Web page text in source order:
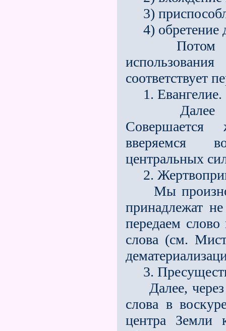
3)
4) обретение
Потом мы
соответствует
1. Евангелие.
Далее
Совершается
вверяемся
центральных
2.
Мы
принадлежат
передаем
слова (см.
3.
Далее, через
слова в
центра Земли